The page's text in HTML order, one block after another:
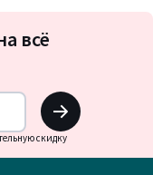
всё
OK
скидку